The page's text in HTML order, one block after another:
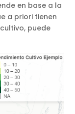
en base a la
a priori tienen
puede